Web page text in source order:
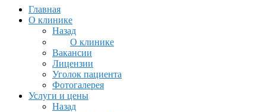
Главная
О клинике
Назад
О клинике
Вакансии
Лицензии
Уголок пациента
Фотогалерея
Услуги и цены
Назад